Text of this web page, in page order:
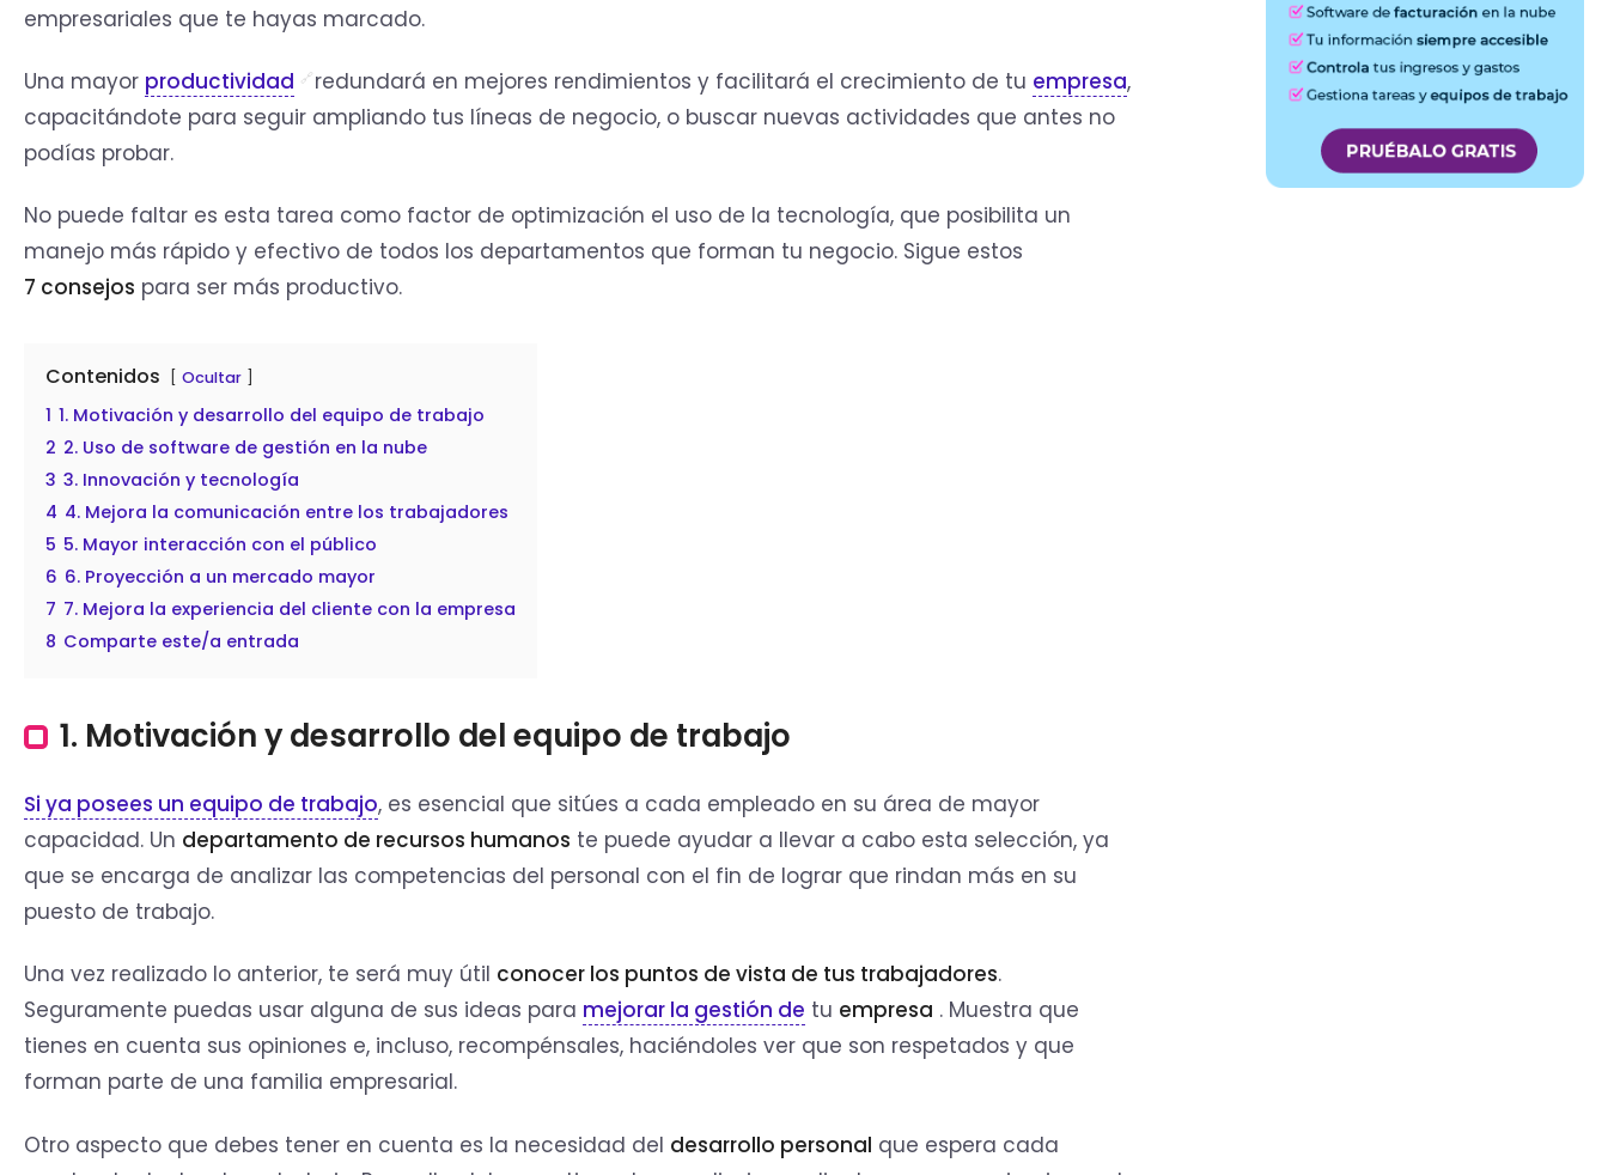
empresariales que te hayas marcado.
Una mayor productividad redundará en mejores rendimientos y facilitará el crecimiento de tu empresa,
capacitándote para seguir ampliando tus líneas de negocio, o buscar nuevas actividades que antes no
podías probar.
No puede faltar es esta tarea como factor de optimización el uso de la tecnología, que posibilita un
manejo más rápido y efectivo de todos los departamentos que forman tu negocio. Sigue estos
7 consejos para ser más productivo.
Contenidos Ocultar
1 1. Motivación y desarrollo del equipo de trabajo
2 2. Uso de software de gestión en la nube
3 3. Innovación y tecnología
4 4. Mejora la comunicación entre los trabajadores
5 5. Mayor interacción con el público
6 6. Proyección a un mercado mayor
7 7. Mejora la experiencia del cliente con la empresa
8 Comparte este/a entrada
1. Motivación y desarrollo del equipo de trabajo
Si ya posees un equipo de trabajo, es esencial que sitúes a cada empleado en su área de mayor
capacidad. Un departamento de recursos humanos te puede ayudar a llevar a cabo esta selección, ya
que se encarga de analizar las competencias del personal con el fin de lograr que rindan más en su
puesto de trabajo.
Una vez realizado lo anterior, te será muy útil conocer los puntos de vista de tus trabajadores.
Seguramente puedas usar alguna de sus ideas para mejorar la gestión de tu empresa . Muestra que
tienes en cuenta sus opiniones e, incluso, recompénsales, haciéndoles ver que son respetados y que
forman parte de una familia empresarial.
Otro aspecto que debes tener en cuenta es la necesidad del desarrollo personal que espera cada